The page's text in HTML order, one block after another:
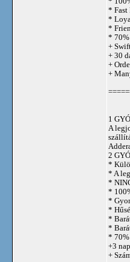
* Fast
*
*
* 70%
+
+ 30
+
+
1
A
2
*
* A
*
*
*
*
*
*
* 70%
+3
+